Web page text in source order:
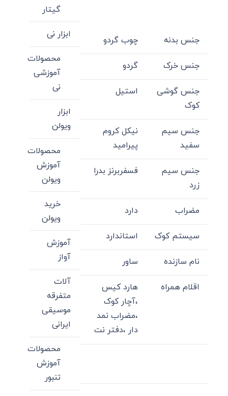
جنس بدنه چوب گردو
جنس خرک گردو
جنس گوشی
کوک
استیل
جنس سیم
سفید
نیکل کروم
پیرامید
جنس سیم
زرد
فسفربرنز بدرا
مضراب دارد
سیستم کوک استاندارد
نام سازنده ساور
اقلام همراه
هارد کیس
،آچار کوک
،مضراب نمد
دار ،دفتر نت
گیتار
ابزار نی
محصولات
آموزشی
نی
ابزار
ویولن
محصولات
آموزش
ویولن
خرید
ویولن
آموزش
آواز
آلات
متفرقه
موسیقی
ایرانی
محصولات
آموزش
تنبور